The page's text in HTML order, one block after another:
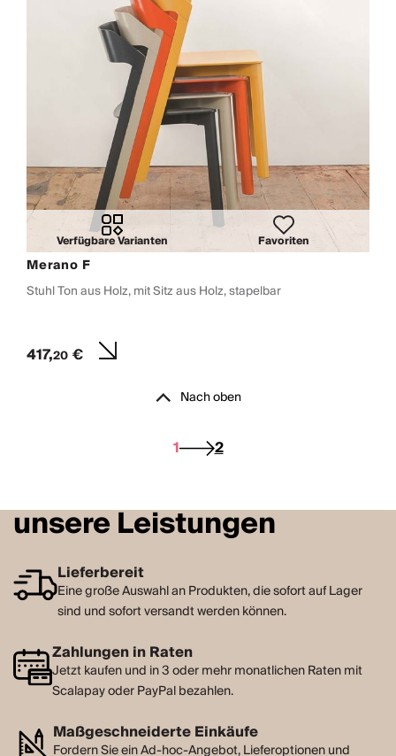
Verfügbare Varianten Favoriten
Merano F
Stuhl Ton aus Holz, mit Sitz aus Holz, stapelbar
417,20€
Nach oben
1 2
unsere Leistungen
Lieferbereit
Eine große Auswahl an Produkten, die sofort auf Lager
sind und sofort versandt werden können.
Zahlungen in Raten
Jetzt kaufen und in 3 oder mehr monatlichen Raten mit
Scalapay oder PayPal bezahlen.
Maßgeschneiderte Einkäufe
Fordern Sie ein Ad-hoc-Angebot, Lieferoptionen und